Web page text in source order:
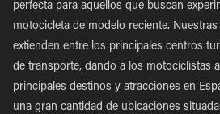
perfecta para aquellos que buscan
motocicleta de modelo reciente.
extienden entre los principales centros
de transporte, dando a los motociclistas
principales destinos y atracciones en
una gran cantidad de ubicaciones